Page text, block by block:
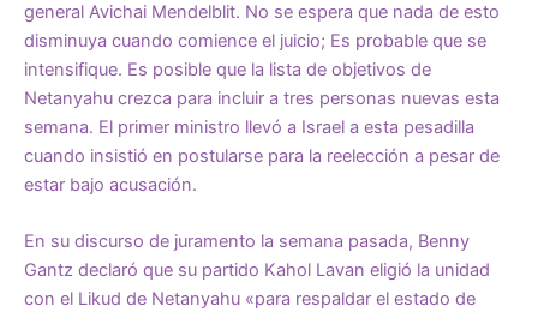
general Avichai Mendelblit. No se espera que nada de esto
disminuya cuando comience el juicio; Es probable que se
intensifique. Es posible que la lista de objetivos de
Netanyahu crezca para incluir a tres personas nuevas esta
semana. El primer ministro llevó a Israel a esta pesadilla
cuando insistió en postularse para la reelección a pesar de
estar bajo acusación.
En su discurso de juramento la semana pasada, Benny
Gantz declaró que su partido Kahol Lavan eligió la unidad
con el Likud de Netanyahu «para respaldar el estado de